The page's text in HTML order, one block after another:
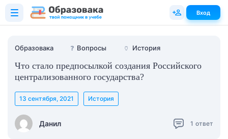
Образовака ❓ Вопросы 🏺 История
Что стало предпосылкой создания Российского
централизованного государства?
Данил
13 сентября, 2021 История
1 ответ
Вход